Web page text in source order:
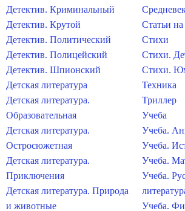
Детектив. Криминальный
Детектив. Крутой
Детектив. Политический
Детектив. Полицейский
Детектив. Шпионский
Детская литература
Детская литература.
Образовательная
Детская литература.
Остросюжетная
Детская литература.
Приключения
Детская литература. Природа
и животные
Статьи
Стихи
Стихи.
Стихи.
Техника
Триллер
Учеба
Учеба.
Учеба.
Учеба.
Учеба.
Учеба.